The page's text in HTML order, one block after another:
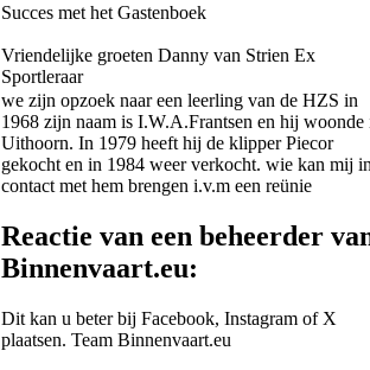
Succes met het Gastenboek
Vriendelijke groeten Danny van Strien Ex
Sportleraar
we zijn opzoek naar een leerling van de HZS in
1968 zijn naam is I.W.A.Frantsen en hij woonde
Uithoorn. In 1979 heeft hij de klipper Piecor
gekocht en in 1984 weer verkocht. wie kan mij
contact met hem brengen i.v.m een reünie
Reactie van een beheerder
Binnenvaart.eu:
Dit kan u beter bij Facebook, Instagram of X
plaatsen. Team Binnenvaart.eu